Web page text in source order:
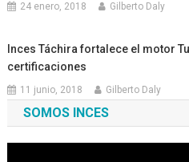
24 enero, 2018 Gilberto Daly
Inces Táchira fortalece el motor
certificaciones
11 junio, 2018 Gilberto Daly
SOMOS INCES